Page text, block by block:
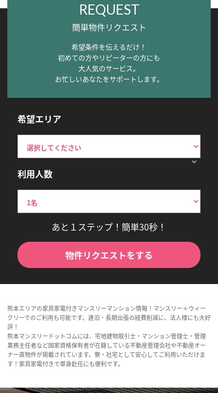
REQUEST
簡単物件リクエスト
希望条件を伝えるだけ！
初めての方やリピーターの方にも
大人気のサービス。
お忙しいあなたをサポートします。
希望エリア
利用人数
あと１ステップ！簡単30秒！
物件リクエストをする
熊本エリアの家具家電付きマンスリーマンション情報！マンスリー＋ウィー
クリーでのご利用も可能です。連泊・長期出張の経費削減に、法人様にも大好
評！
熊本マンスリードットコムには、宅地建物取引士・マンション管理士・管理
業務主任者など国家資格保有者が在籍している不動産管理会社や不動産オー
ナー直物件が掲載されています。寮・社宅として安心してご利用いただけま
す！家具家電付きで単身赴任にも便利です。